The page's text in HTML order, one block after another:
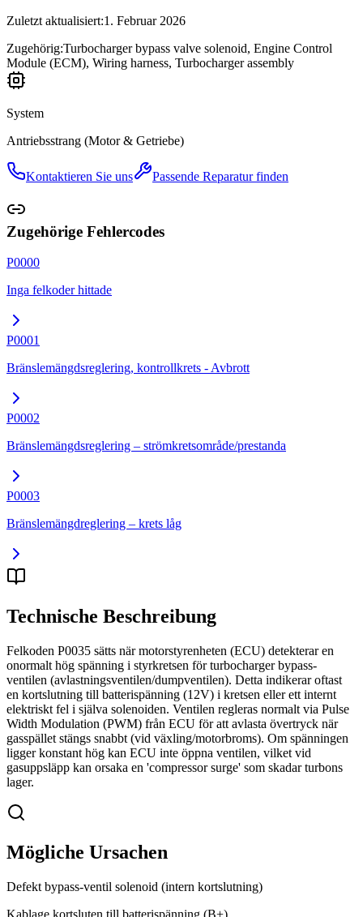
Zuletzt aktualisiert:1. Februar 2026
Zugehörig:Turbocharger bypass valve solenoid, Engine Control
Module (ECM), Wiring harness, Turbocharger assembly
System
Antriebsstrang (Motor & Getriebe)
Kontaktieren Sie uns Passende Reparatur finden
Zugehörige Fehlercodes
P0000
Inga felkoder hittade
P0001
Bränslemängdsreglering, kontrollkrets - Avbrott
P0002
Bränslemängdsreglering – strömkretsområde/prestanda
P0003
Bränslemängdreglering – krets låg
Technische Beschreibung
Felkoden P0035 sätts när motorstyrenheten (ECU) detekterar en
onormalt hög spänning i styrkretsen för turbocharger bypass-
ventilen (avlastningsventilen/dumpventilen). Detta indikerar oftast
en kortslutning till batterispänning (12V) i kretsen eller ett internt
elektriskt fel i själva solenoiden. Ventilen regleras normalt via Pulse
Width Modulation (PWM) från ECU för att avlasta övertryck när
gasspället stängs snabbt (vid växling/motorbroms). Om spänningen
ligger konstant hög kan ECU inte öppna ventilen, vilket vid
gasuppsläpp kan orsaka en 'compressor surge' som skadar turbons
lager.
Mögliche Ursachen
Defekt bypass-ventil solenoid (intern kortslutning)
Kablage kortsluten till batterispänning (B+)